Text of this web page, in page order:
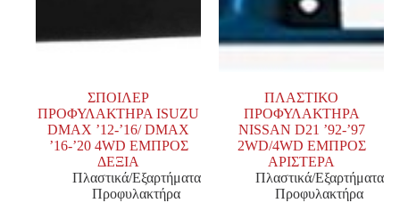
ΣΠΟΙΛΕΡ
ΠΡΟΦΥΛΑΚΤΗΡΑ ISUZU
DMAX ’12-’16/ DMAX
’16-’20 4WD ΕΜΠΡΟΣ
ΔΕΞΙΑ
Πλαστικά/Εξαρτήματα
Προφυλακτήρα
ΠΛΑΣΤΙΚΟ
ΠΡΟΦΥΛΑΚΤΗΡΑ
NISSAN D21 ’92-’97
2WD/4WD ΕΜΠΡΟΣ
ΑΡΙΣΤΕΡΑ
Πλαστικά/Εξαρτήματα
Προφυλακτήρα